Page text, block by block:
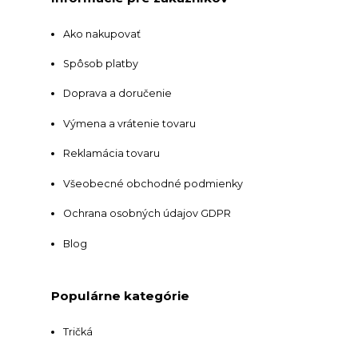
Ako nakupovať
Spôsob platby
Doprava a doručenie
Výmena a vrátenie tovaru
Reklamácia tovaru
Všeobecné obchodné podmienky
Ochrana osobných údajov GDPR
Blog
Populárne kategórie
Tričká